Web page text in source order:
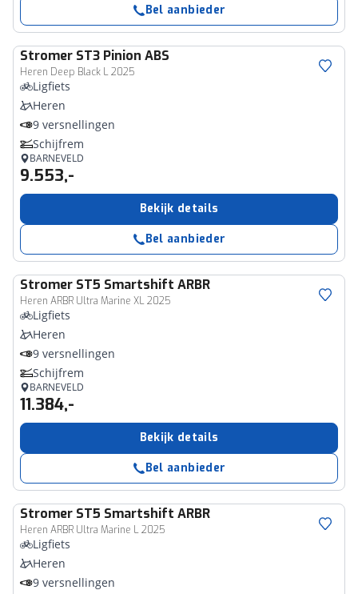
Bel aanbieder
Stromer ST3 Pinion ABS
Heren Deep Black L 2025
Ligfiets
Heren
9 versnellingen
Schijfrem
BARNEVELD
9.553,-
Bekijk details
Bel aanbieder
Stromer ST5 Smartshift ARBR
Heren ARBR Ultra Marine XL 2025
Ligfiets
Heren
9 versnellingen
Schijfrem
BARNEVELD
11.384,-
Bekijk details
Bel aanbieder
Stromer ST5 Smartshift ARBR
Heren ARBR Ultra Marine L 2025
Ligfiets
Heren
9 versnellingen